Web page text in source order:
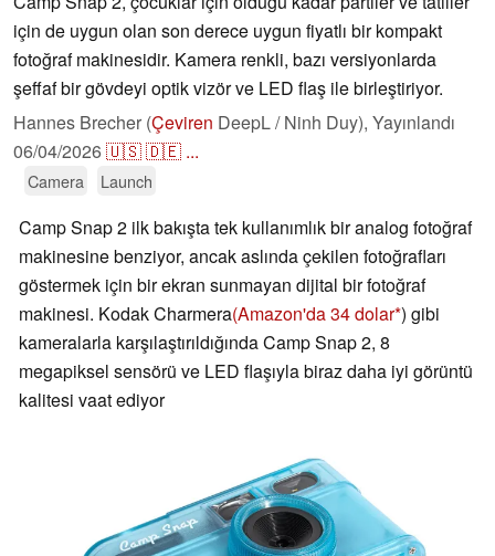
için de uygun olan son derece uygun fiyatlı bir kompakt
fotoğraf makinesidir. Kamera renkli, bazı versiyonlarda
şeffaf bir gövdeyi optik vizör ve LED flaş ile birleştiriyor.
Hannes Brecher (Çeviren DeepL / Ninh Duy), Yayınlandı
06/04/2026🇺🇸🇩🇪 ...
Camera Launch
Camp Snap 2 ilk bakışta tek kullanımlık bir analog fotoğraf
makinesine benziyor, ancak aslında çekilen fotoğrafları
göstermek için bir ekran sunmayan dijital bir fotoğraf
makinesi. Kodak Charmera(Amazon'da 34 dolar ) gibi
kameralarla karşılaştırıldığında Camp Snap 2, 8
megapiksel sensörü ve LED flaşıyla biraz daha iyi görüntü
kalitesi vaat ediyor